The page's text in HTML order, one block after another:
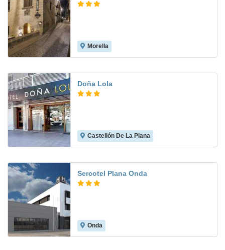
Morella
Doña Lola
Castellón De La Plana
Sercotel Plana Onda
Onda